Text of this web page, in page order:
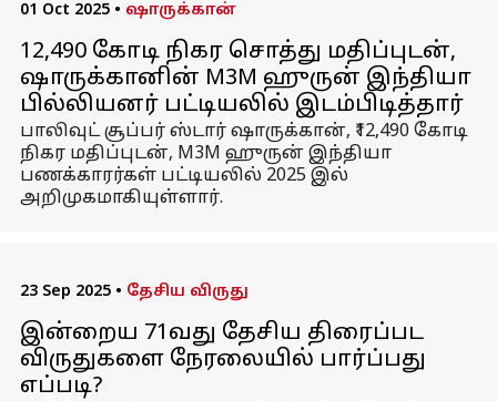
01 Oct 2025 • ஷாருக்கான்
12,490 கோடி நிகர சொத்து மதிப்புடன்,
ஷாருக்கானின் M3M ஹுருன் இந்தியா
பில்லியனர் பட்டியலில் இடம்பிடித்தார்
பாலிவுட் சூப்பர் ஸ்டார் ஷாருக்கான், ₹12,490 கோடி
நிகர மதிப்புடன், M3M ஹுருன் இந்தியா
பணக்காரர்கள் பட்டியலில் 2025 இல்
அறிமுகமாகியுள்ளார்.
23 Sep 2025 • தேசிய விருது
இன்றைய 71வது தேசிய திரைப்பட
விருதுகளை நேரலையில் பார்ப்பது
எப்படி?